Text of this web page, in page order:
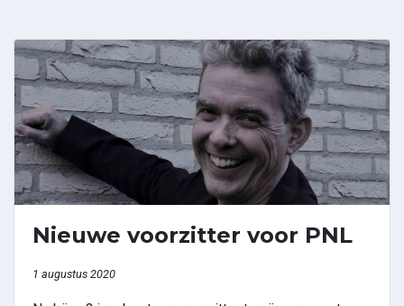
Nieuwe voorzitter voor PNL
1 augustus 2020